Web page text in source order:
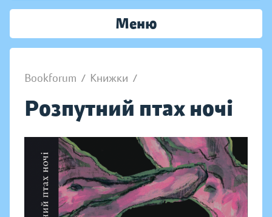
Меню
Bookforum / Книжки /
Розпутний птах ночі